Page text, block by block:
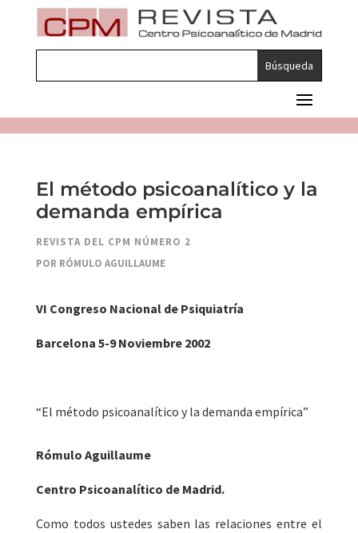
El método psicoanalítico y la
demanda empírica
REVISTA DEL CPM NÚMERO 2
POR RÓMULO AGUILLAUME
VI Congreso Nacional de Psiquiatría
Barcelona 5-9 Noviembre 2002
“El método psicoanalítico y la demanda empírica”
Rómulo Aguillaume
Centro Psicoanalítico de Madrid.
Como todos ustedes saben las relaciones entre el